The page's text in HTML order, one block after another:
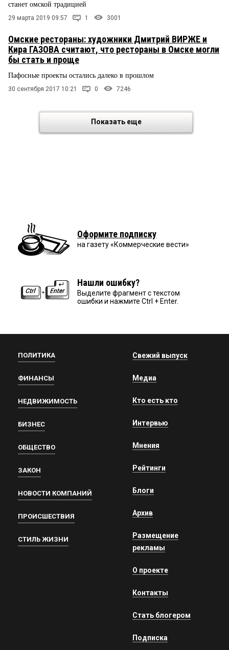
станет омской традицией
29 марта 2019 09:57 1 3001
Омские рестораны: художники Дмитрий ВИРЖЕ и
Кира ГАЗОВА считают, что рестораны в Омске могли
бы стать и проще
Пафосные проекты остались далеко в прошлом
30 сентября 2017 10:21 0 7246
Показать еще
Оформите подписку
на газету «Коммерческие вести»
Нашли ошибку?
Выделите фрагмент с текстом
ошибки и нажмите Ctrl + Enter.
ПОЛИТИКА
ФИНАНСЫ
НЕДВИЖИМОСТЬ
БИЗНЕС
ОБЩЕСТВО
ЗАКОН
НОВОСТИ КОМПАНИЙ
ПРОИСШЕСТВИЯ
СТИЛЬ ЖИЗНИ
Свежий выпуск
Медиа
Кто есть кто
Интервью
Мнения
Рейтинги
Блоги
Архив
Размещение
рекламы
О проекте
Контакты
Стать блогером
Подписка